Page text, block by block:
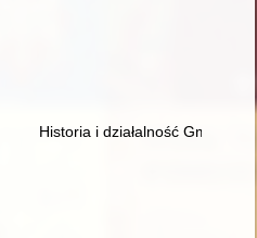
katoliczek w Polsce
Historia i działalność